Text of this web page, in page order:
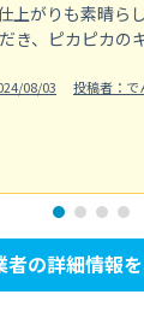
上がりも素晴ら
き、ピカピカの
08/03 投稿者：で
者の詳細情報